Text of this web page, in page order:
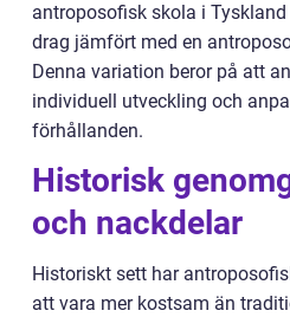
antroposofisk skola i
drag jämfört med en
Denna variation beror på att
individuell utveckling och
förhållanden.
Historisk
och nackdelar
Historiskt sett har
att vara mer kostsam än